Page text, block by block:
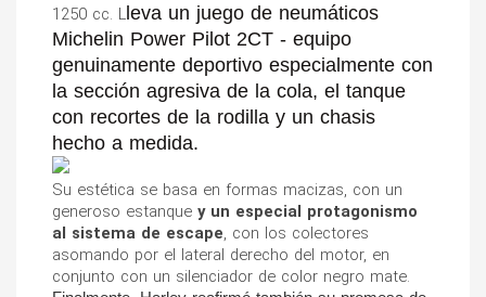
1250 cc. Lleva un juego de neumáticos
Michelin Power Pilot 2CT - equipo
genuinamente deportivo especialmente con
la sección agresiva de la cola, el tanque
con recortes de la rodilla y un chasis
hecho a medida.
Su estética se basa en formas macizas, con un
generoso estanque y un especial protagonismo
al sistema de escape, con los colectores
asomando por el lateral derecho del motor, en
conjunto con un silenciador de color negro mate.